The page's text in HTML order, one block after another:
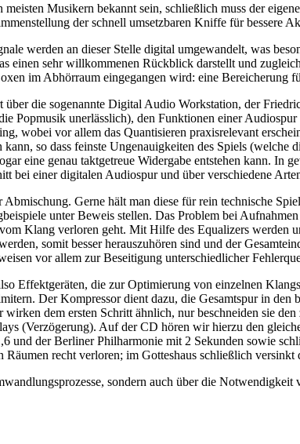
Musikern bekannt sein, schließlich muss der
der schnell umsetzbaren Kniffe für bessere
werden an dieser Stelle digital umgewandelt, was
einen sehr willkommenen Rückblick darstellt und
im Abhörraum eingegangen wird: eine
die sogenannte Digital Audio Workstation, der
Popmusik unerlässlich), den Funktionen einer
wobei vor allem das Quantisieren praxisrelevant
so dass feinste Ungenauigkeiten des Spiels
eine genau taktgetreue Widergabe entstehen kann.
bei einer digitalen Audiospur und über verschiedene
Gerne hält man diese für rein technische
unter Beweis stellen. Das Problem bei
Klang verloren geht. Mit Hilfe des Equalizers werden
somit besser herauszuhören sind und der
vor allem zur Beseitigung unterschiedlicher
Effektgeräten, die zur Optimierung von einzelnen
Der Kompressor dient dazu, die Gesamtspur in
dem ersten Schritt ähnlich, nur beschneiden sie
(Verzögerung). Auf der CD hören wir hierzu den
und der Berliner Philharmonie mit 2 Sekunden sowie
recht verloren; im Gotteshaus schließlich
sondern auch über die